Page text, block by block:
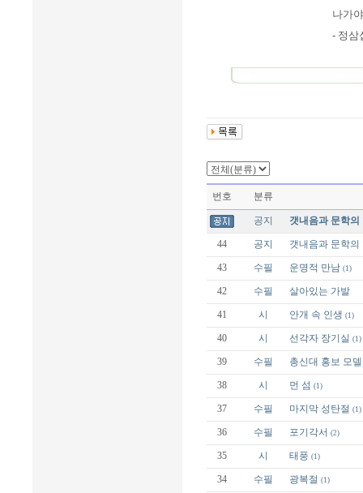
나가
- 정삼
번호 분류
공지 갯내음과 문학의
44 공지 갯내음과 문학의
43 수필 운명적 만남 (1)
42 수필 살아있는 가발
41 시 안개 속 인생 (1)
40 시 선각자 장기실 (1)
39 수필 총신대 홍보 모델
38 시 먼 섬 (1)
37 수필 마지막 성탄절 (1)
36 수필 포기각서 (2)
35 시 태풍 (1)
34 수필 광복절 (1)